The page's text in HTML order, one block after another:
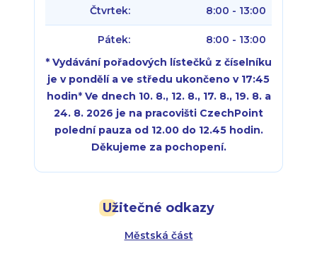
Užitečné odkazy
Městská část
Čtvrtek: 8:00 - 13:00
Pátek:
8:00 - 13:00
* Vydávání pořadových lístečků z číselníku
je v pondělí a ve středu ukončeno v 17:45
hodin* Ve dnech 10. 8., 12. 8., 17. 8., 19. 8. a
24. 8. 2026 je na pracovišti CzechPoint
polední pauza od 12.00 do 12.45 hodin.
Děkujeme za pochopení.
Úterý:
Středa:
Úterý:
Středa: